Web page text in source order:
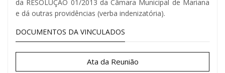
da RESOLUÇÃO 01/2013 da Câmara Municipal de Mariana
e dá outras providências (verba indenizatória).
DOCUMENTOS DA VINCULADOS
Ata da Reunião